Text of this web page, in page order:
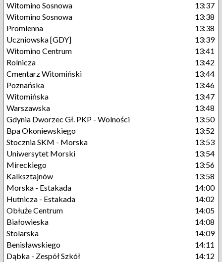
Witomino Sosnowa
13:37
Witomino Sosnowa
13:38
Promienna
13:38
Uczniowska [GDY]
13:39
Witomino Centrum
13:41
Rolnicza
13:42
Cmentarz Witomiński
13:44
Poznańska
13:46
Witomińska
13:47
Warszawska
13:48
Gdynia Dworzec Gł. PKP - Wolności
13:50
Bpa Okoniewskiego
13:52
Stocznia SKM - Morska
13:53
Uniwersytet Morski
13:54
Mireckiego
13:56
Kalksztajnów
13:58
Morska - Estakada
14:00
Hutnicza - Estakada
14:02
Obłuże Centrum
14:05
Białowieska
14:08
Stolarska
14:09
Benisławskiego
14:11
Dąbka - Zespół Szkół
14:12